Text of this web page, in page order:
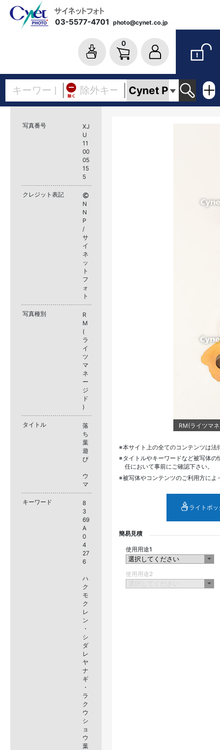
03-5577-4701 photo@cynet.co.jp
0
写真番号
XJ
U
11
00
05
15
5
クレジット表記
N
N
P
/
サ
イ
ネ
ッ
ト
フ
ォ
ト
写真種別
R
M
(
ラ
イ
ツ
マ
ネ
ー
ジ
ド
)
タイトル
落
ち
葉
遊
び
ウ
マ
キーワード
8
3
69
A
0
4
27
6
ハ
ク
モ
ク
レ
ン
・
シ
ダ
レ
ヤ
ナ
ギ
・
ラ
ク
ウ
シ
ョ
ウ
葉
RM(ライツマ
本サイト上の全てのコンテンツは
タイトルやキーワードなど被写体
任において事前にご確認下さい。
被写体やコンテンツのご利用方に
ライトボ
簡易見積
使用用途1
使用用途2